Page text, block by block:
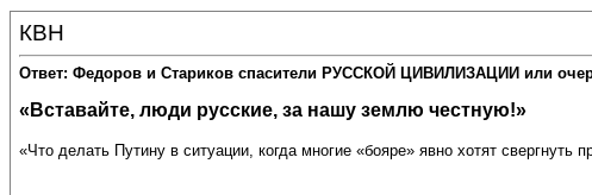
КВН
Ответ: Федоров и Стариков спасители РУССКОЙ ЦИВИЛИЗАЦИИ или
«Вставайте, люди русские, за нашу землю честную!»
«Что делать Путину в ситуации, когда многие «бояре» явно хотят свергнуть